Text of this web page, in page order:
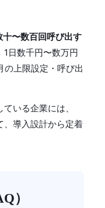
〜数百回呼び出す
1日数千円〜数万円
の上限設定・呼び出
いる企業には、
、導入設計から定着
）